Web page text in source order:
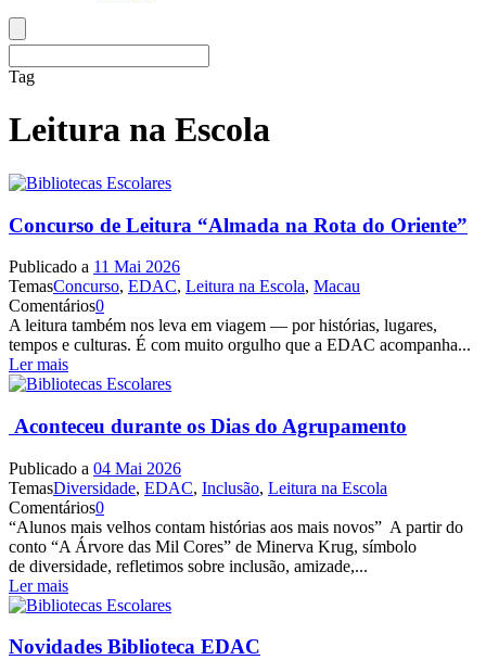
Tag
Leitura na Escola
Concurso de Leitura “Almada na Rota do Oriente”
Publicado a 11 Mai 2026
TemasConcurso, EDAC, Leitura na Escola, Macau
Comentários0
A leitura também nos leva em viagem — por histórias, lugares,
tempos e culturas. É com muito orgulho que a EDAC acompanha...
Ler mais
Aconteceu durante os Dias do Agrupamento
Publicado a 04 Mai 2026
TemasDiversidade, EDAC, Inclusão, Leitura na Escola
Comentários0
“Alunos mais velhos contam histórias aos mais novos” A partir do
conto “A Árvore das Mil Cores” de Minerva Krug, símbolo
de diversidade, refletimos sobre inclusão, amizade,...
Ler mais
Novidades Biblioteca EDAC